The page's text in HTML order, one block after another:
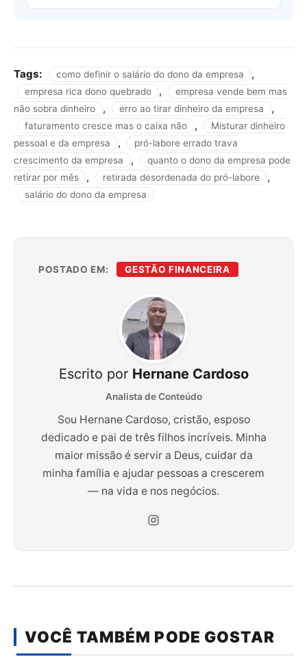
Tags: como definir o salário do dono da empresa ,
empresa rica dono quebrado ,
empresa vende bem mas
não sobra dinheiro
, erro ao tirar dinheiro da empresa ,
faturamento cresce mas o caixa não ,
Misturar dinheiro
pessoal e da empresa
,
pró-labore errado trava
crescimento da empresa
,
quanto o dono da empresa pode
retirar por mês
, retirada desordenada do pró-labore ,
salário do dono da empresa
POSTADO EM: GESTÃO FINANCEIRA
Escrito por Hernane Cardoso
Analista de Conteúdo
Sou Hernane Cardoso, cristão, esposo
dedicado e pai de três filhos incríveis. Minha
maior missão é servir a Deus, cuidar da
minha família e ajudar pessoas a crescerem
— na vida e nos negócios.
VOCÊ TAMBÉM PODE GOSTAR